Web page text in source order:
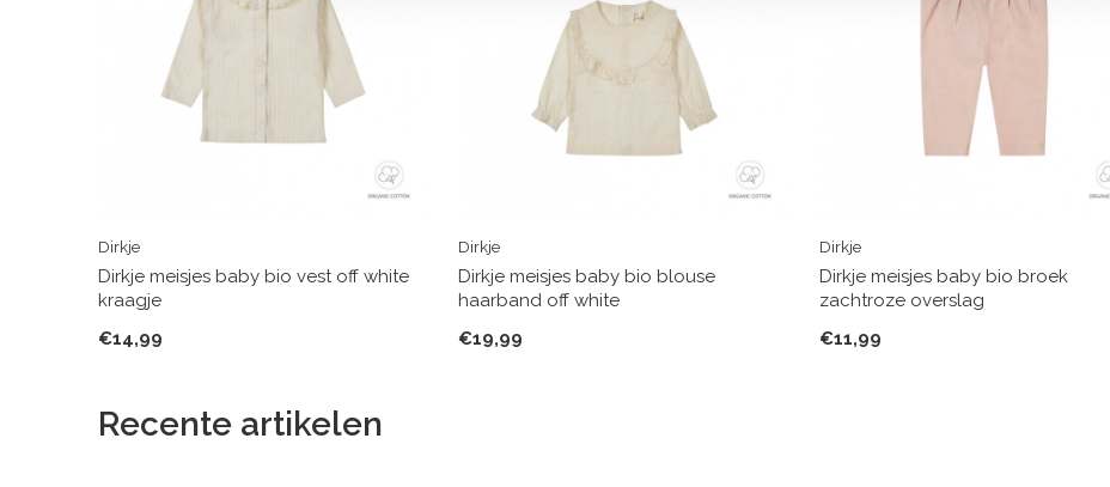
Dirkje
Dirkje meisjes baby bio vest off white
kraagje
€14,99
Dirkje
Dirkje meisjes baby bio blouse
haarband off white
€19,99
Dirkje
Dirkje meisjes baby bio broek
zachtroze overslag
€11,99
Recente artikelen